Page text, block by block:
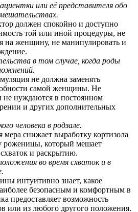
или её представителя обо
должен спокойно и доступно
той или иной процедуры, не
на женщину, не манипулировать и
в том случае, когда роды
не должна заменять
самой женщины. Не
нуждаются в постоянном
и других дополнительных
человека в родзале.
мера снижает выработку кортизола
роженицы, который мешает
и раскрытию.
во время схваток и в
интуитивно знает, какое
безопасным и комфортным в
предоставляет возможность
или из любого другого положения.